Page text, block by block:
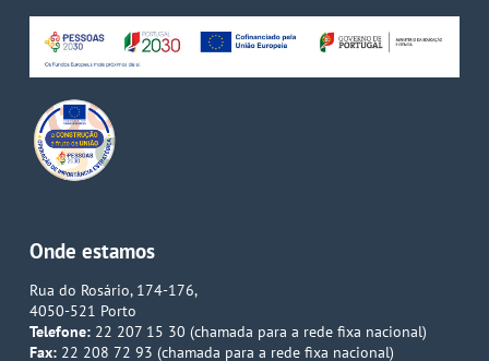
Onde estamos
Rua do Rosário, 174-176,
4050-521 Porto
Telefone:22 207 15 30 (chamada para a rede fixa nacional)
Fax:22 208 72 93 (chamada para a rede fixa nacional)